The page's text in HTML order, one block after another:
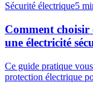
Sécurité électrique5
Comment choisir
une électricité
Ce guide pratique
protection électrique